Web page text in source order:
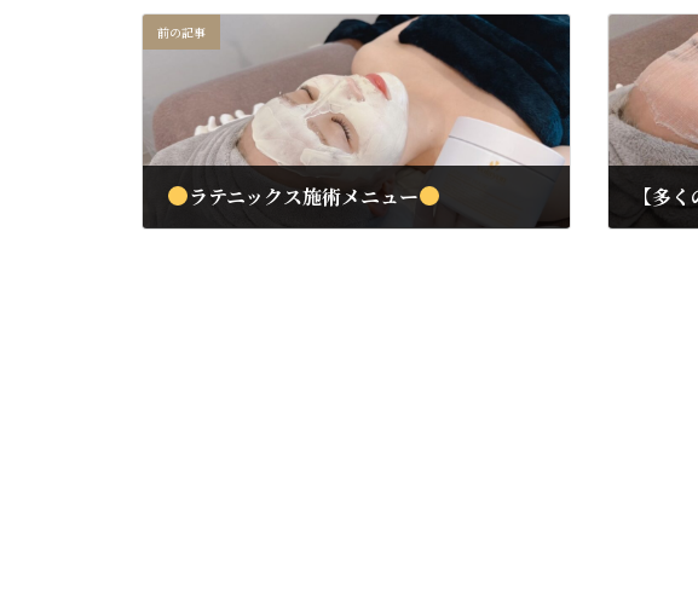
前の記事
ラテニックス施術メニュー 【多